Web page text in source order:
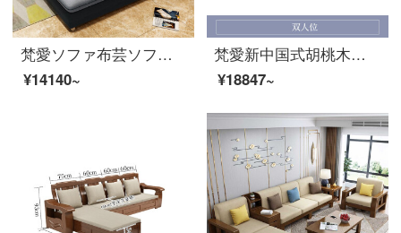
梵愛ソファ布芸ソファ現代リビング家具ペア+貴妃ビットの色備考
¥14140~
梵愛新中国式胡桃木の実木ソファセットの大きさと部屋型の収納ソファのリビングルームの家具のペアの位
¥18847~